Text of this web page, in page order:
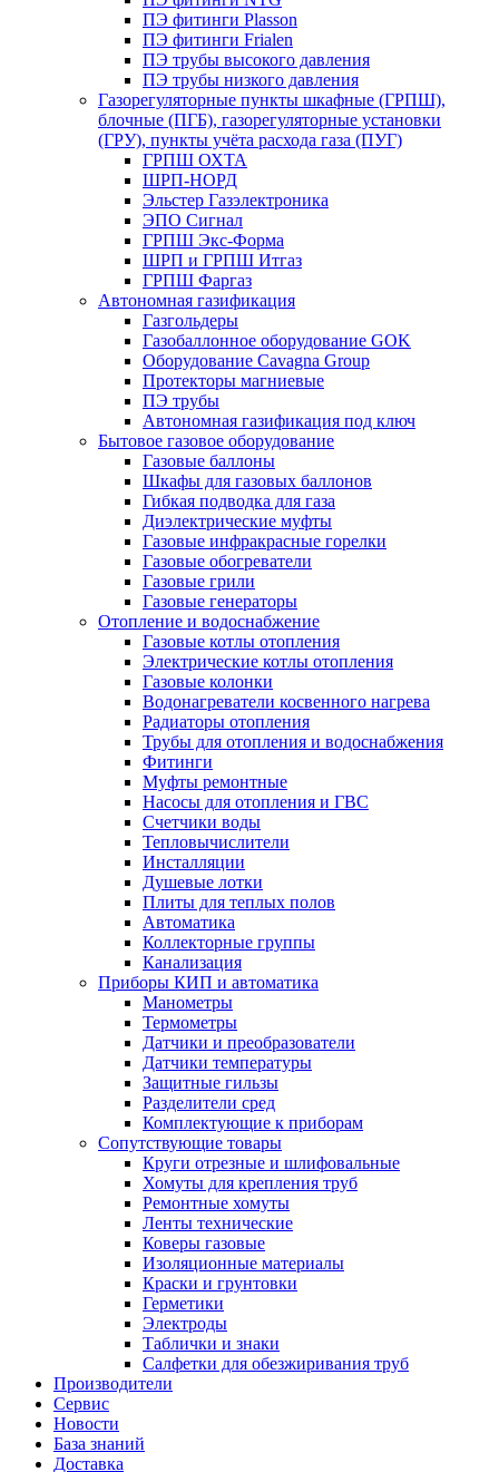
ПЭ фитинги Plasson
ПЭ фитинги Frialen
ПЭ трубы высокого давления
ПЭ трубы низкого давления
Газорегуляторные пункты шкафные (ГРПШ),
блочные (ПГБ), газорегуляторные установки
(ГРУ), пункты учёта расхода газа (ПУГ)
ГРПШ ОХТА
ШРП-НОРД
Эльстер Газэлектроника
ЭПО Сигнал
ГРПШ Экс-Форма
ШРП и ГРПШ Итгаз
ГРПШ Фаргаз
Автономная газификация
Газгольдеры
Газобаллонное оборудование GOK
Оборудование Cavagna Group
Протекторы магниевые
ПЭ трубы
Автономная газификация под ключ
Бытовое газовое оборудование
Газовые баллоны
Шкафы для газовых баллонов
Гибкая подводка для газа
Диэлектрические муфты
Газовые инфракрасные горелки
Газовые обогреватели
Газовые грили
Газовые генераторы
Отопление и водоснабжение
Газовые котлы отопления
Электрические котлы отопления
Газовые колонки
Водонагреватели косвенного нагрева
Радиаторы отопления
Трубы для отопления и водоснабжения
Фитинги
Муфты ремонтные
Насосы для отопления и ГВС
Счетчики воды
Тепловычислители
Инсталляции
Душевые лотки
Плиты для теплых полов
Автоматика
Коллекторные группы
Канализация
Приборы КИП и автоматика
Манометры
Термометры
Датчики и преобразователи
Датчики температуры
Защитные гильзы
Разделители сред
Комплектующие к приборам
Сопутствующие товары
Круги отрезные и шлифовальные
Хомуты для крепления труб
Ремонтные хомуты
Ленты технические
Коверы газовые
Изоляционные материалы
Краски и грунтовки
Герметики
Электроды
Таблички и знаки
Салфетки для обезжиривания труб
Производители
Сервис
Новости
База знаний
Доставка